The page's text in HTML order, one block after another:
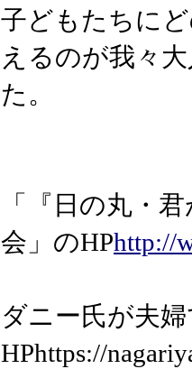
子どもたちに
えるのが我々
た。
「『日の丸・
会」のHPhttp://
ダニー氏が夫
HPhttps://